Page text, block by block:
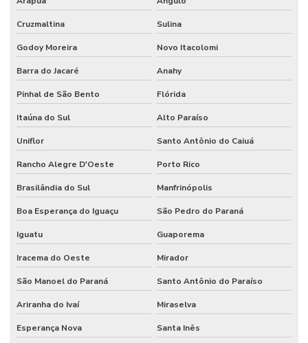
Cruzmaltina Sulina
Godoy Moreira Novo Itacolomi
Barra do Jacaré Anahy
Pinhal de São Bento Flórida
Itaúna do Sul Alto Paraíso
Uniflor Santo Antônio do Caiuá
Rancho Alegre D'Oeste Porto Rico
Brasilândia do Sul Manfrinópolis
Boa Esperança do Iguaçu São Pedro do Paraná
Iguatu Guaporema
Iracema do Oeste Mirador
São Manoel do Paraná Santo Antônio do Paraíso
Ariranha do Ivaí Miraselva
Esperança Nova Santa Inês